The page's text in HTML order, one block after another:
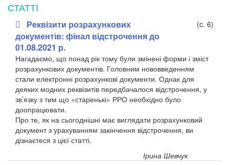
СТАТТI
Реквізити розрахункових
документів: фінал відстрочення до
01.08.2021 р.
(c. 6)
Нагадаємо, що понад рік тому були змінені форми і зміст
розрахункових документів. Головним нововведенням
стали електронні розрахункові документи. Однак для
деяких модних реквізитів передбачалося відстрочення, у
зв’язку з тим що «старенькі» РРО необхідно було
доопрацювати.
Про те, як на сьогоднішні має виглядати розрахунковий
документ з урахуванням закінчення відстрочення, ви
дізнаєтеся з цієї статті.
Ірина Шевчук